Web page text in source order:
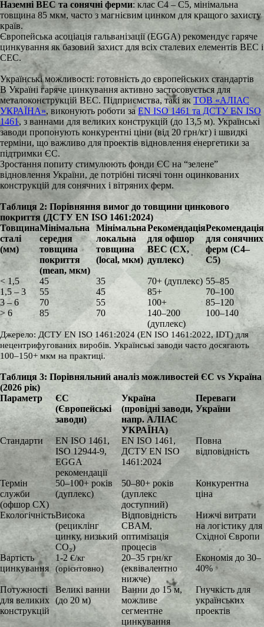
Наземні ВЕС та сонячні ферми: клас C4 – C5, мінімальна
товщина 85 мкм, часто з магнієвим цинком для кращого захисту
країв.
Європейська асоціація гальванізації (EGGA) рекомендує гаряче
цинкування як базовий захист для всіх сталевих елементів ВЕС і
СЕС.
Українські можливості: готовність до європейських стандартів
В Україні гаряче цинкування активно застосовується для
металоконструкцій ВЕС. Підприємства, такі як ТОВ «АЛІАС
УКРАЇНА», виконують роботи за EN ISO 1461 та ДСТУ EN ISO
1461, з ваннами для великих конструкцій (до 13,5 м). Українські
заводи пропонують конкурентні ціни (від 20 грн/кг) і швидкі
терміни, що важливо для проектів відновлення енергетики за
підтримки ЄС.
Зростання попиту стимулюють фонди ЄС на “зелене”
відновлення України, де потрібні тисячі тонн оцинкованих
конструкцій для сонячних і вітряних ферм.
Таблиця 2: Порівняння вимог до товщини цинкового
покриття (ДСТУ EN ISO 1461:2024)
Товщина
сталі
(мм)
Мінімальна
середня
товщина
покриття
(mean, мкм)
Мінімальна
локальна
товщина
(local, мкм)
Рекомендація
для офшор
ВЕС (CX,
дуплекс)
Рекомендація
для сонячних
ферм (C4–
C5)
< 1,5 45 35 70+ (дуплекс) 55–85
1,5 – 3
55 45 85+
70–100
3 – 6
70 55 100+
85–120
> 6
85 70
140–200
(дуплекс)
100–140
Джерело: ДСТУ EN ISO 1461:2024 (EN ISO 1461:2022, IDT) для
нецентрифугованих виробів. Українські заводи часто досягають
100–150+ мкм на практиці.
Таблиця 3: Порівняльний аналіз можливостей ЄС vs Україна
(2026 рік)
Параметр
ЄС
(Європейські
заводи)
Україна
(провідні заводи,
напр. АЛІАС
УКРАЇНА)
Переваги
України
Стандарти
EN ISO 1461,
ISO 12944-9,
EGGA
рекомендації
EN ISO 1461,
ДСТУ EN ISO
1461:2024
Повна
відповідність
Термін
служби
(офшор CX)
50–100+ років
(дуплекс)
50–80+ років
(дуплекс
доступний)
Конкурентна
ціна
ЕкологічністьВисока
(рециклінг
цинку, низький
CO₂)
Відповідність
CBAM,
оптимізація
процесів
Нижчі витрати
на логістику для
Східної Європи
Вартість
цинкування
1-2 €/кг
(орієнтовно)
20–35 грн/кг
(еквівалентно
нижче)
Економія до 30–
40%
Потужності
для великих
конструкцій
Великі ванни
(до 20 м)
Ванни до 15 м,
можливе
сегментне
цинкування
Гнучкість для
українських
проектів